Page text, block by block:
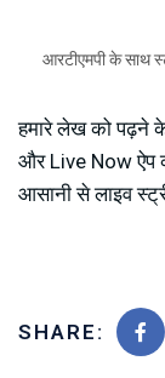
आरटीएमपी के साथ
हमारे लेख को पढ़ने
और Live Now ऐप
आसानी से लाइव
SHARE: